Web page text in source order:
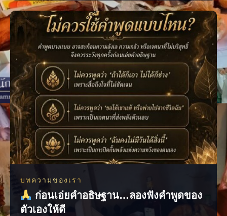
เรื่องงาน การเงิน และความรัก เติมกำลังใจในวันที่รู้สึกสับสน ช่วยให้เดิน
หน้าต่อได้อย่างมั่นใจ เพราะเมื่อเรารู
บทความของเรา
ก่อนเอ่ยคำอธิษฐาน…ลองฟังคำพูดของ
ตัวเองให้ดี